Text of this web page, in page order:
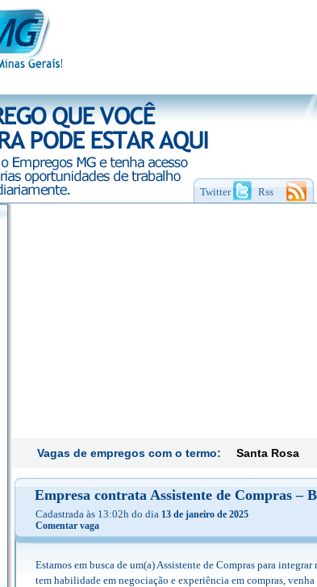
Twitter Rss
Vagas de empregos com o termo: Santa Rosa
Empresa contrata Assistente de Compras –
Cadastrada às 13:02h do dia 13 de janeiro de 2025
Comentar vaga
Estamos em busca de um(a) Assistente de Compras para
tem habilidade em negociação e experiência em compras,